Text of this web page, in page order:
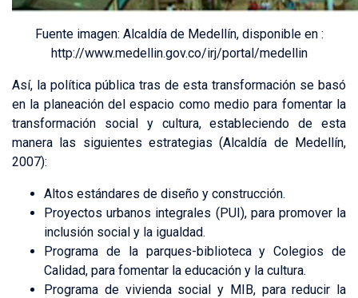
Fuente imagen: Alcaldía de Medellín, disponible en :
http://www.medellin.gov.co/irj/portal/medellin
Así, la política pública tras de esta transformación se basó
en la planeación del espacio como medio para fomentar la
transformación social y cultura, estableciendo de esta
manera las siguientes estrategias (Alcaldía de Medellín,
2007):
Altos estándares de diseño y construcción.
Proyectos urbanos integrales (PUI), para promover la
inclusión social y la igualdad.
Programa de la parques-biblioteca y Colegios de
Calidad, para fomentar la educación y la cultura.
Programa de vivienda social y MIB, para reducir la